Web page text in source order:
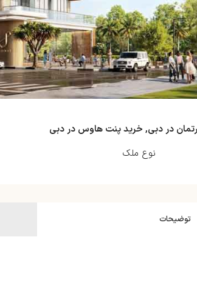
در دبی, خرید پنت هاوس در دبی
نوع ملک
توضیحات